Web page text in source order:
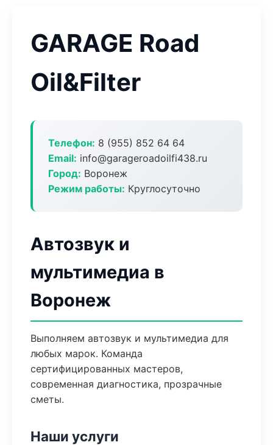
GARAGE Road
Oil&Filter
Телефон: 8 (955) 852 64 64
Email: info@garageroadoilfi438.ru
Город: Воронеж
Режим работы: Круглосуточно
Автозвук и
мультимедиа в
Воронеж
Выполняем автозвук и мультимедиа для
любых марок. Команда
сертифицированных мастеров,
современная диагностика, прозрачные
сметы.
Наши услуги